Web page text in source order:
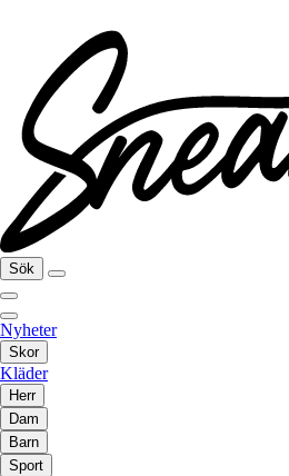
Sök
Nyheter
Skor
Kläder
Herr
Dam
Barn
Sport